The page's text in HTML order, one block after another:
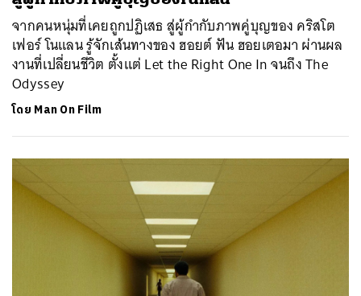
จากคนหนุ่มที่เคยถูกปฏิเสธ สู่ผู้กำกับภาพคู่บุญของ คริสโต
เฟอร์ โนแลน รู้จักเส้นทางของ ฮอยต์ ฟัน ฮอยเตอมา ผ่านผล
งานที่เปลี่ยนชีวิต ตั้งแต่ Let the Right One In จนถึง The
Odyssey
โดย Man On Film